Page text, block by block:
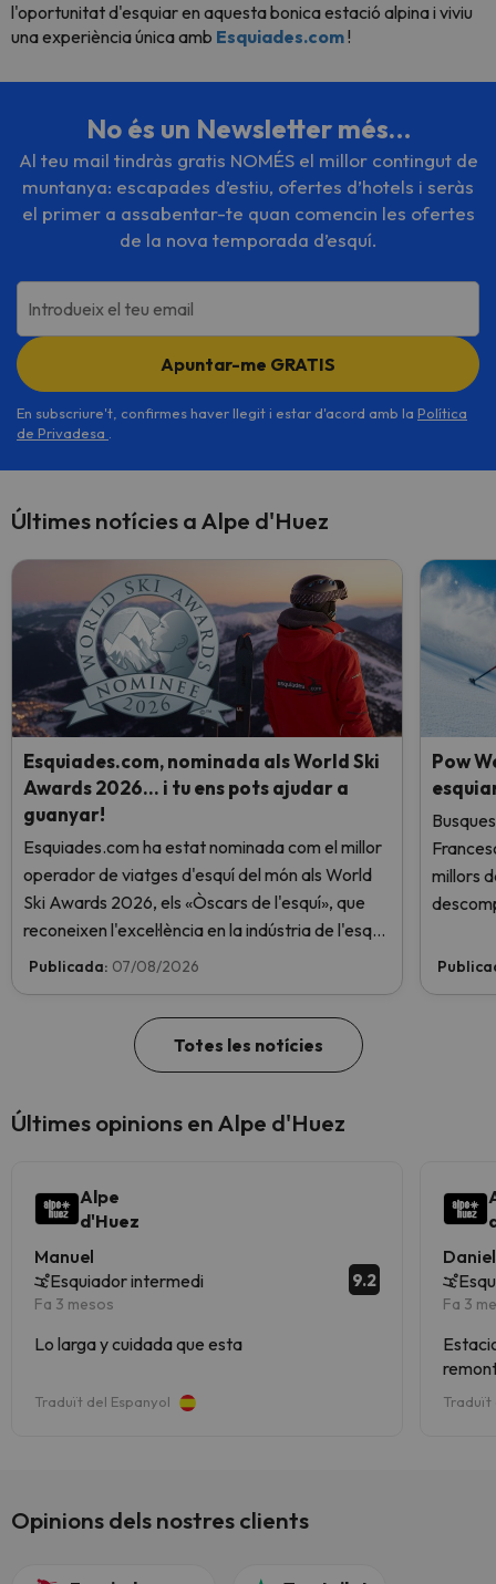
l'oportunitat d'esquiar en aquesta bonica estació alpina i viviu
una experiència única amb Esquiades.com!
No és un Newsletter més…
Al teu mail tindràs gratis NOMÉS el millor contingut de
muntanya: escapades d’estiu, ofertes d’hotels i seràs
el primer a assabentar-te quan comencin les ofertes
de la nova temporada d’esquí.
Introdueix el teu email
Apuntar-me GRATIS
En subscriure't, confirmes haver llegit i estar d'acord amb la Política
de Privadesa
Últimes notícies a Alpe d'Huez
Esquiades.com, nominada als World Ski
Awards 2026… i tu ens pots ajudar a
guanyar!
Esquiades.com ha estat nominada com el millor
operador de viatges d'esquí del món als World
Ski Awards 2026, els «Òscars de l'esquí», que
reconeixen l'excel·lència en la indústria de l'esquí.
Vota ara i ajuda'ns a arribar al capdamunt!
Publicada: 07/08/2026
Pow
millors
Totes les notícies
Últimes opinions en Alpe d'Huez
Alpe
d'Huez
Manuel
Esquiador intermedi
Fa 3 mesos
9.2
Lo larga y cuidada que esta
Traduït del Espanyol
Daniel
Fa 3
Traduït
Opinions dels nostres clients